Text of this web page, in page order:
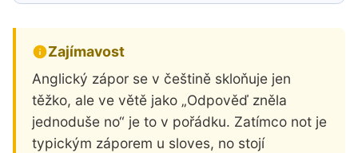
Zajímavost
Anglický zápor se v češtině skloňuje jen
těžko, ale ve větě jako „Odpověď zněla
jednoduše no“ je to v pořádku. Zatímco not je
typickým záporem u sloves, no stojí